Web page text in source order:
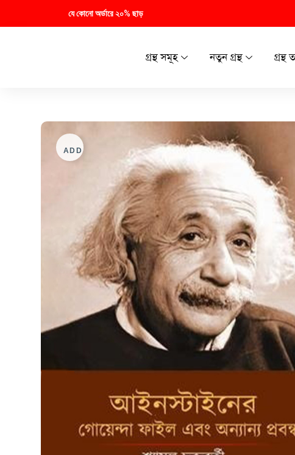
যে কোনো অর্ডারে ২০% ছাড়
গ্রন্থ সমূহ নতুন গ্রন্থ গ্রন্থ
ADD TO WISHLIST